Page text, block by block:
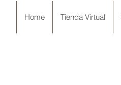
Home Tienda Virtual